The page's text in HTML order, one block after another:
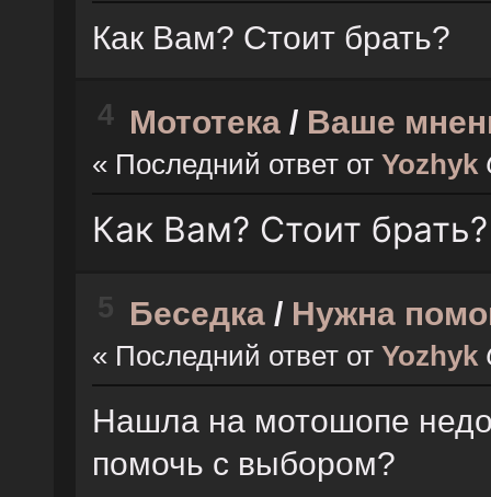
Как Вам? Стоит брать?
4 Мототека / Ваше
« Последний ответ от Yozhyk
Как Вам? Стоит брать?
5 Беседка / Нужна
« Последний ответ от Yozhyk
Нашла на мотошопе
помочь с выбором?